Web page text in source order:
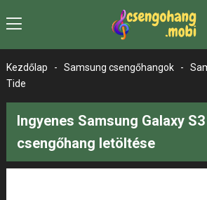
Kezdőlap - Samsung csengőhangok -
Tide
Ingyenes Samsung Galaxy
csengőhang letöltése